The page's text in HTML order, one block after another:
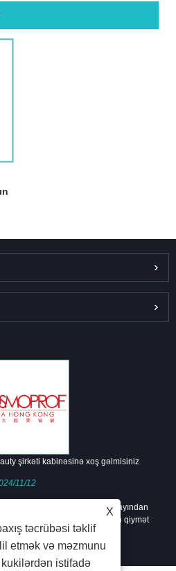
şirkəti kabinəsinə xoş gəlmisiniz
11/12
sənayesi isti və noyabr ayından
təklif edirik. Ən son qiymət
əlaqə saxlayın.
X
təcrübəsi təklif
etmək və məzmunu
istifadə